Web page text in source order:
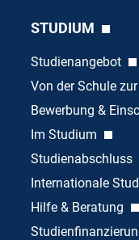
STUDIUM
Studienangebot
Von der Schule
Bewerbung &
Im Studium
Studienabschluss
Internationale
Hilfe & Beratung